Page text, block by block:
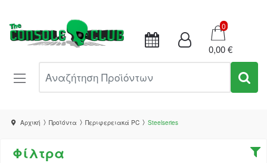
Καλάθι
0
0,00 €
Αρχική Προϊόντα Περιφερειακά PC Steelseries
Φίλτρα